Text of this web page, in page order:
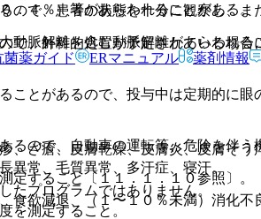
ので、患者の状態を十分に観察し、
、外科的処置が予定されている場
とがあるので、投与中は定期的に
ので、自動車の運転等、危険を伴
すること〔１１．１．１０参照〕。
を測定すること。
４％）等があらわれることがある。
脈解離を含む動脈解離があらわれる
ざ瘡、皮膚乾燥、皮膚炎、皮膚そ
異常、毛質異常、多汗症、寝汗。
欲減退、（１〜１０％未満）消化
菌薬ガイド ERマニュアル 薬剤情報
プログラムではありません。